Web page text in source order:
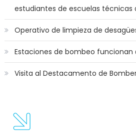
estudiantes de escuelas técnicas
Operativo de limpieza de
Estaciones de bombeo funcionan
Visita al Destacamento de